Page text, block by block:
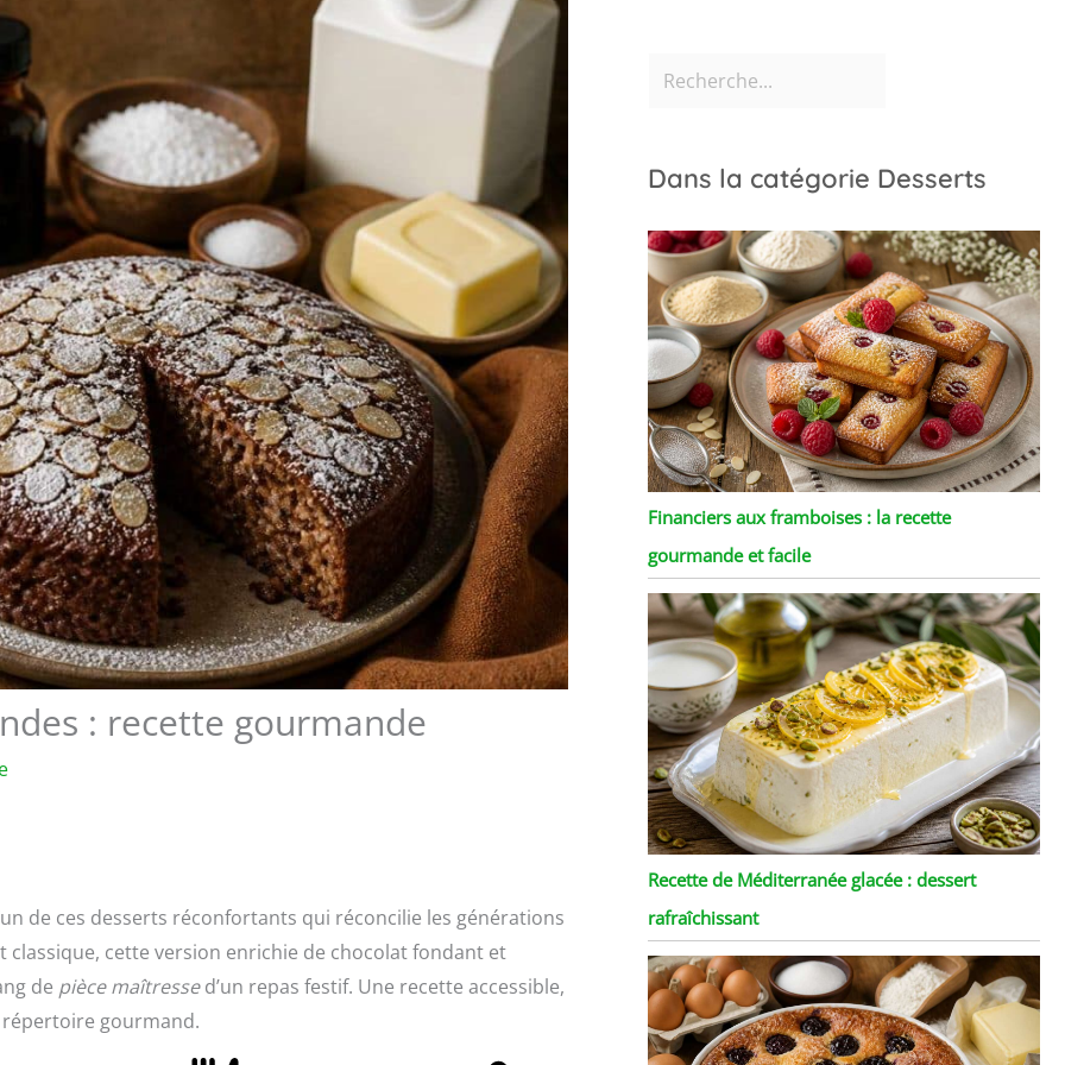
: recette gourmande
de ces desserts réconfortants qui réconcilie les générations
cette version enrichie de chocolat fondant et
de pièce maîtressed’un repas festif. Une recette accessible,
gourmand.
Dans la catégorie Desserts
Financiers aux framboises : la recette
gourmande et facile
Recette de Méditerranée glacée : dessert
rafraîchissant